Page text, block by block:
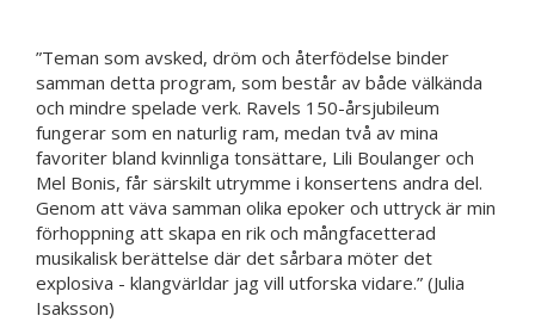
”Teman som avsked, dröm och återfödelse binder
samman detta program, som består av både välkända
och mindre spelade verk. Ravels 150-årsjubileum
fungerar som en naturlig ram, medan två av mina
favoriter bland kvinnliga tonsättare, Lili Boulanger och
Mel Bonis, får särskilt utrymme i konsertens andra del.
Genom att väva samman olika epoker och uttryck är min
förhoppning att skapa en rik och mångfacetterad
musikalisk berättelse där det sårbara möter det
explosiva - klangvärldar jag vill utforska vidare.” (Julia
Isaksson)